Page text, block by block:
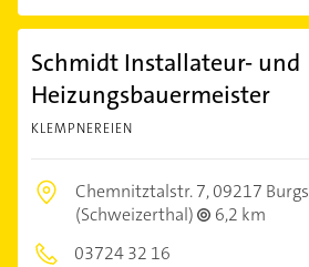
Schmidt Installateur- und
Heizungsbauermeister
KLEMPNEREIEN
Chemnitztalstr. 7,09217
(Schweizerthal)
6,2 km
03724 32 16